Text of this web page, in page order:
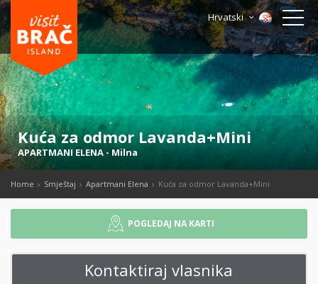
Hrvatski
Kuća za odmor Lavanda+Mini
APARTMANI ELENA- Milna
Home Smještaj Apartmani Elena Kuća za odmor Lavanda+Mini
POGLEDAJ NA KARTI
Kontaktiraj vlasnika